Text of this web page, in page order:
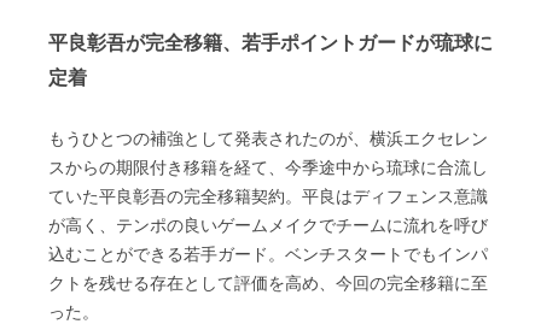
平良彰吾が完全移籍、若手ポイントガードが琉球に
定着
もうひとつの補強として発表されたのが、横浜エクセレン
スからの期限付き移籍を経て、今季途中から琉球に合流し
ていた平良彰吾の完全移籍契約。平良はディフェンス意識
が高く、テンポの良いゲームメイクでチームに流れを呼び
込むことができる若手ガード。ベンチスタートでもインパ
クトを残せる存在として評価を高め、今回の完全移籍に至
った。